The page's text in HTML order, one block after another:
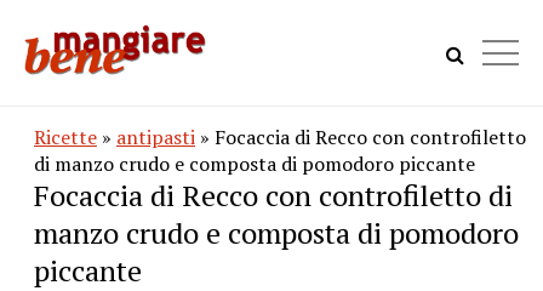
Ricette » antipasti » Focaccia di Recco con controfiletto
di manzo crudo e composta di pomodoro piccante
Focaccia di Recco con controfiletto di
manzo crudo e composta di pomodoro
piccante